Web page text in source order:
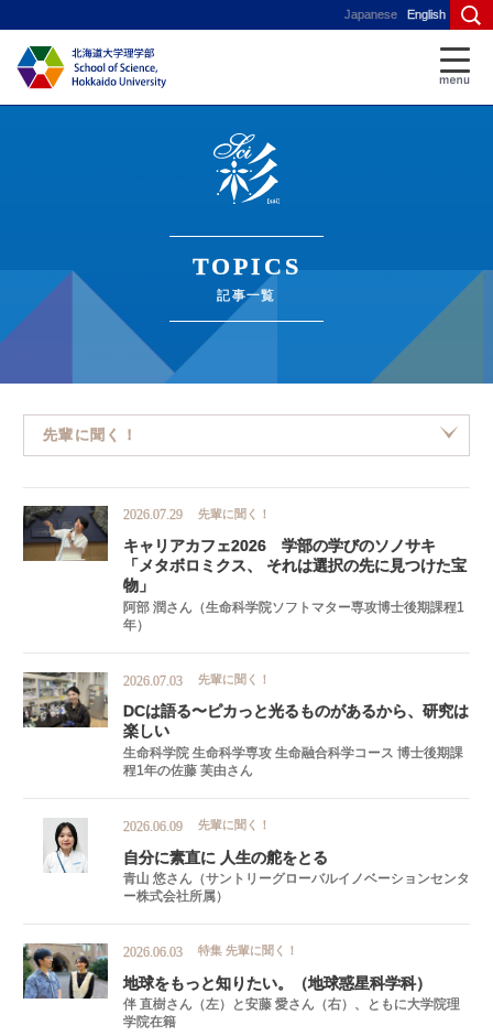
Japanese English
TOPICS
記事一覧
先輩に聞く！
2026.07.29 先輩に聞く！
キャリアカフェ2026 学部の学びのソノサキ
「メタボロミクス、
それは選択の先に見つけた宝
物」
阿部 潤さん（生命科学院ソフトマター専攻博士後期課程1
年）
2026.07.03 先輩に聞く！
DCは語る〜ピカっと光るものがあるから、 研究は
楽しい
生命科学院 生命科学専攻 生命融合科学コース 博士後期課
程1年の佐藤 芙由さん
2026.06.09 先輩に聞く！
自分に素直に 人生の舵をとる
青山 悠さん（サントリーグローバルイノベーションセンタ
ー株式会社所属）
2026.06.03 特集 先輩に聞く！
地球をもっと知りたい。 （地球惑星科学科）
伴 直樹さん（左）と安藤 愛さん（右）、ともに大学院理
学院在籍